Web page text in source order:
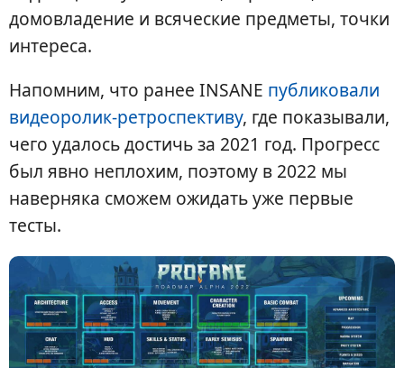
домовладение и всяческие предметы, точки
интереса.
Напомним, что ранее INSANE публиковали
видеоролик-ретроспективу, где показывали,
чего удалось достичь за 2021 год. Прогресс
был явно неплохим, поэтому в 2022 мы
наверняка сможем ожидать уже первые
тесты.